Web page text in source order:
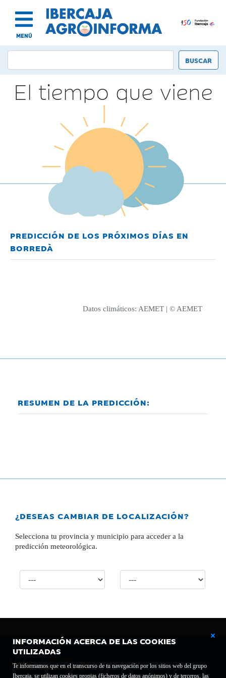
MENÚ
INFORMACIÓN ACERCA DE LAS COOKIES
UTILIZADAS
Te informamos que en el transcurso de tu navegación por los sitios web del grupo
Ibercaja, se utilizan cookies propias (ficheros de datos anónimos) y de terceros, las
El tiempo que viene
PREDICCIÓN DE LOS PRÓXIMOS DÍAS EN
BORREDÀ
Datos climáticos: AEMET | © AEMET
RESUMEN DE LA PREDICCIÓN:
¿DESEAS CAMBIAR DE LOCALIZACIÓN?
Selecciona tu provincia y municipio para acceder a la
predicción meteorológica.